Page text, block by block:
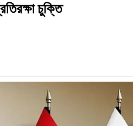
চুক্তি